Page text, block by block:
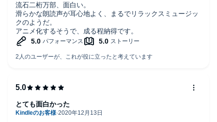
流石二桁万部、面白い。
滑らかな朗読声が耳心地よく、まるでリラックスミュージッ
クのようだ。
アニメ化するそうで、成る程納得です。
とても面白かった